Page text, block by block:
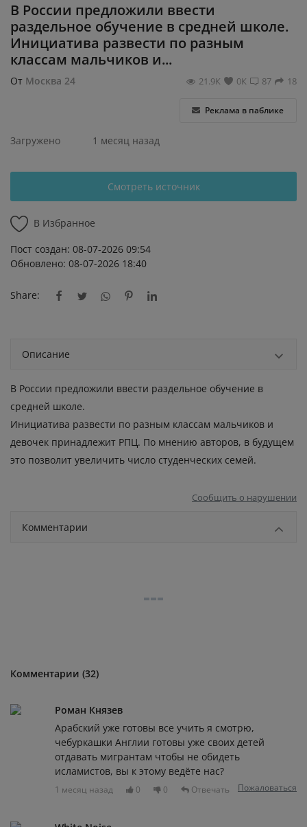
В России предложили ввести
раздельное обучение в средней школе.
Инициатива развести по разным
классам мальчиков и...
От Москва 24 18
87
0К
21.9К
Реклама в паблике
Загружено 1 месяц назад
Смотреть источник
В Избранное
Пост создан: 08-07-2026 09:54
Обновлено: 08-07-2026 18:40
Share:
Описание
В России предложили ввести раздельное обучение в
средней школе.
Инициатива развести по разным классам мальчиков и
девочек принадлежит РПЦ. По мнению авторов, в будущем
это позволит увеличить число студенческих семей.
Сообщить о нарушении
Комментарии
Комментарии (32)
Роман Князев
Арабский уже готовы все учить я смотрю,
чебуркашки Англии готовы уже своих детей
отдавать мигрантам чтобы не обидеть
исламистов, вы к этому ведёте нас?
1 месяц назад 0 0 Отвечать Пожаловаться